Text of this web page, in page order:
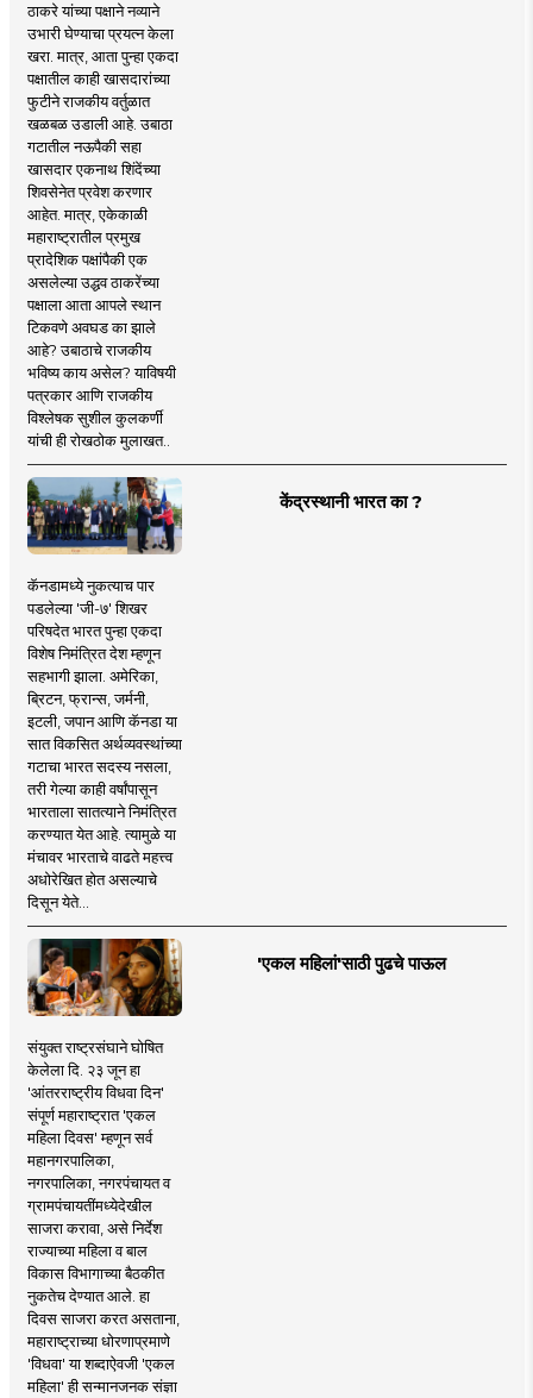
ठाकरे यांच्या पक्षाने नव्याने
उभारी घेण्याचा प्रयत्न केला
खरा. मात्र, आता पुन्हा एकदा
पक्षातील काही खासदारांच्या
फुटीने राजकीय वर्तुळात
खळबळ उडाली आहे. उबाठा
गटातील नऊपैकी सहा
खासदार एकनाथ शिंदेंच्या
शिवसेनेत प्रवेश करणार
आहेत. मात्र, एकेकाळी
महाराष्ट्रातील प्रमुख
प्रादेशिक पक्षांपैकी एक
असलेल्या उद्धव ठाकरेंच्या
पक्षाला आता आपले स्थान
टिकवणे अवघड का झाले
आहे? उबाठाचे राजकीय
भविष्य काय असेल? याविषयी
पत्रकार आणि राजकीय
विश्लेषक सुशील कुलकर्णी
यांची ही रोखठोक मुलाखत..
केंद्रस्थानी भारत का ?
कॅनडामध्ये नुकत्याच पार
पडलेल्या 'जी-७' शिखर
परिषदेत भारत पुन्हा एकदा
विशेष निमंत्रित देश म्हणून
सहभागी झाला. अमेरिका,
ब्रिटन, फ्रान्स, जर्मनी,
इटली, जपान आणि कॅनडा या
सात विकसित अर्थव्यवस्थांच्या
गटाचा भारत सदस्य नसला,
तरी गेल्या काही वर्षांपासून
भारताला सातत्याने निमंत्रित
करण्यात येत आहे. त्यामुळे या
मंचावर भारताचे वाढते महत्त्व
अधोरेखित होत असल्याचे
दिसून येते...
'एकल महिलां'साठी पुढचे पाऊल
संयुक्त राष्ट्रसंघाने घोषित
केलेला दि. २३ जून हा
'आंतरराष्ट्रीय विधवा दिन'
संपूर्ण महाराष्ट्रात 'एकल
महिला दिवस' म्हणून सर्व
महानगरपालिका,
नगरपालिका, नगरपंचायत व
ग्रामपंचायतींमध्येदेखील
साजरा करावा, असे निर्देश
राज्याच्या महिला व बाल
विकास विभागाच्या बैठकीत
नुकतेच देण्यात आले. हा
दिवस साजरा करत असताना,
महाराष्ट्राच्या धोरणाप्रमाणे
'विधवा' या शब्दाऐवजी 'एकल
महिला' ही सन्मानजनक संज्ञा